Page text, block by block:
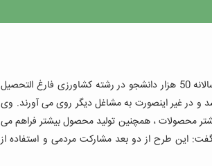
محمدرضا نعمت زاده در جلسه ستاد فرماندهی اقتصاد مقاومتی استان تهران گفت: سالانه 50 هزار دانشجو در رشته کشاورزی فارغ التحصیل
در غیر اینصورت به مشاغل دیگر روی می آورند. وی
محصولات ، همچنین تولید محصول بیشتر فراهم می
گفت: این طرح از دو بعد مشارکت مردمی و استفاده از